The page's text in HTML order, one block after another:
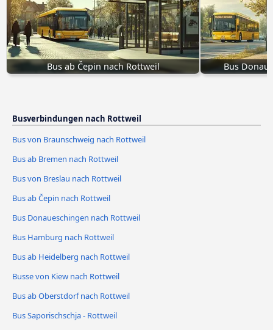
Bus ab Čepin nach Rottweil Bus
Busverbindungen nach Rottweil
Bus von Braunschweig nach Rottweil
Bus ab Bremen nach Rottweil
Bus von Breslau nach Rottweil
Bus ab Čepin nach Rottweil
Bus Donaueschingen nach Rottweil
Bus Hamburg nach Rottweil
Bus ab Heidelberg nach Rottweil
Busse von Kiew nach Rottweil
Bus ab Oberstdorf nach Rottweil
Bus Saporischschja - Rottweil